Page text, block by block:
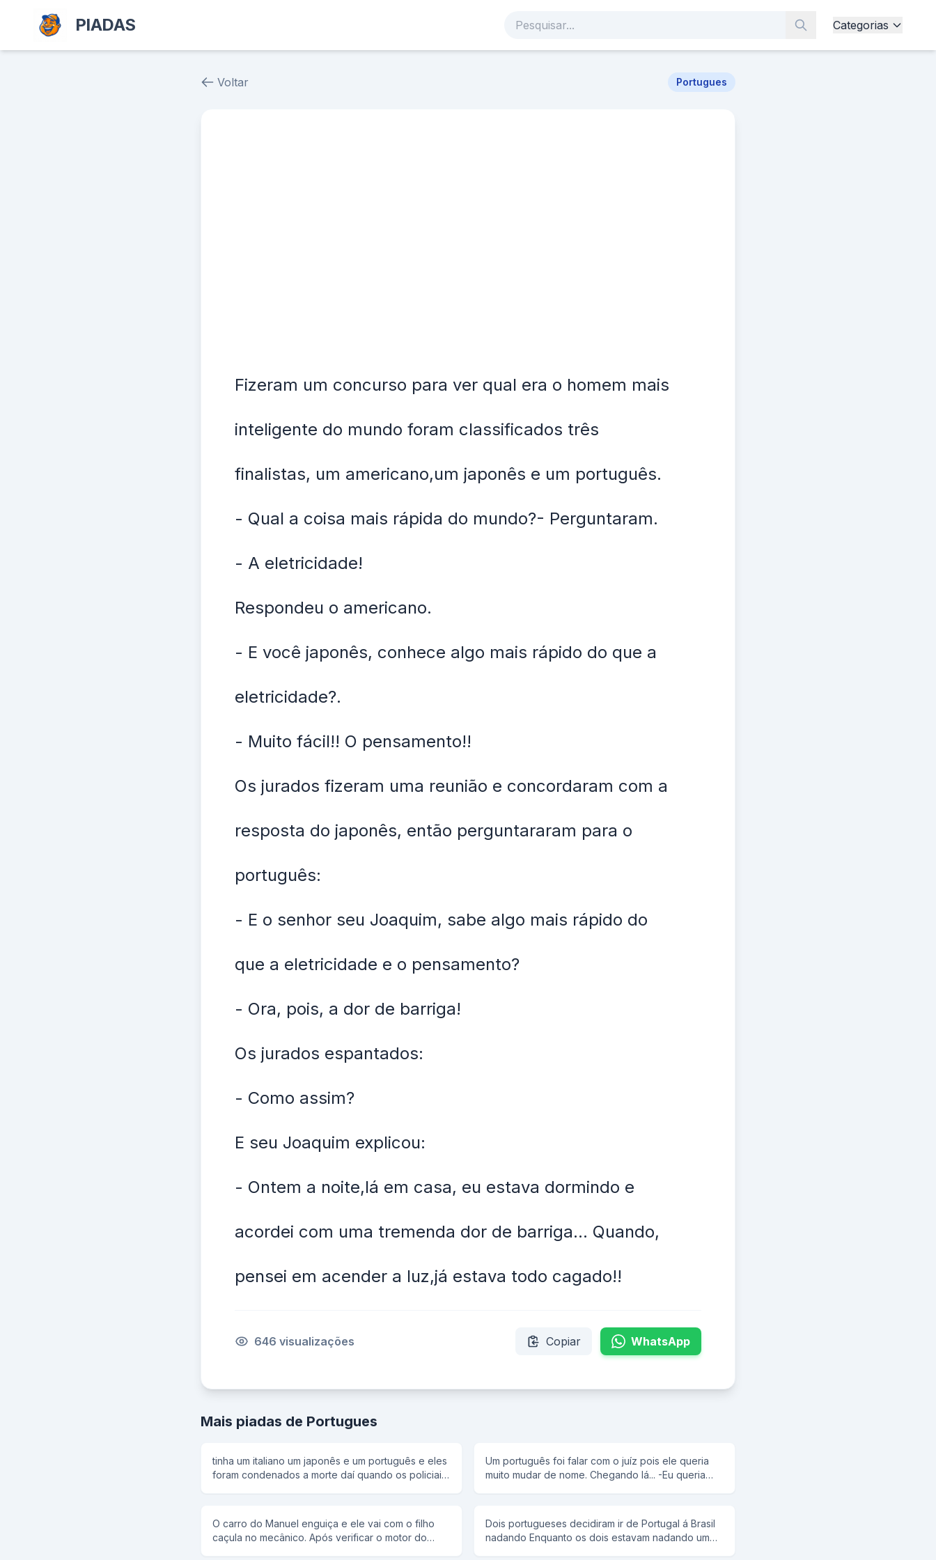
PIADAS Categorias
Voltar Portugues
Fizeram um concurso para ver qual era o homem mais
inteligente do mundo foram classificados três
finalistas, um americano,um japonês e um português.
- Qual a coisa mais rápida do mundo?- Perguntaram.
- A eletricidade!
Respondeu o americano.
- E você japonês, conhece algo mais rápido do que a
eletricidade?.
- Muito fácil!! O pensamento!!
Os jurados fizeram uma reunião e concordaram com a
resposta do japonês, então perguntararam para o
português:
- E o senhor seu Joaquim, sabe algo mais rápido do
que a eletricidade e o pensamento?
- Ora, pois, a dor de barriga!
Os jurados espantados:
- Como assim?
E seu Joaquim explicou:
- Ontem a noite,lá em casa, eu estava dormindo e
acordei com uma tremenda dor de barriga... Quando,
pensei em acender a luz,já estava todo cagado!!
646 visualizações Copiar WhatsApp
Mais piadas de Portugues
tinha um italiano um japonês e um português e eles
foram condenados a morte daí quando os policiais
coronel disse: um dois três e o japa falou olha o
terremoto e os policiais olharam para trás e ele
Um português foi falar com o juíz pois ele queria
muito mudar de nome. Chegando lá... -Eu queria
concordo,para que o nome seja mudado, para que
nome o senhor quer mudar? -Joaquim Bosta...
O carro do Manuel enguiça e ele vai com o filho
caçula no mecânico. Após verificar o motor do
Dois portugueses decidiram ir de Portugal á Brasil
nadando Enquanto os dois estavam nadando um